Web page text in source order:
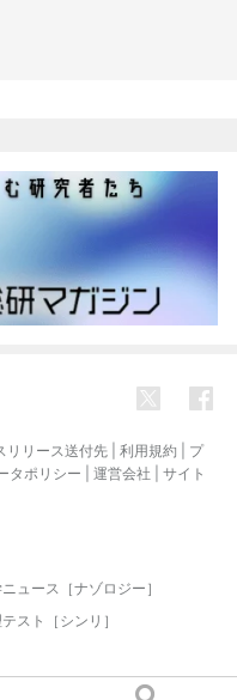
リリース送付先 利用規約
プ
タポリシー 運営会社
サイト
ュース［ナゾロジー］
スト［シンリ］